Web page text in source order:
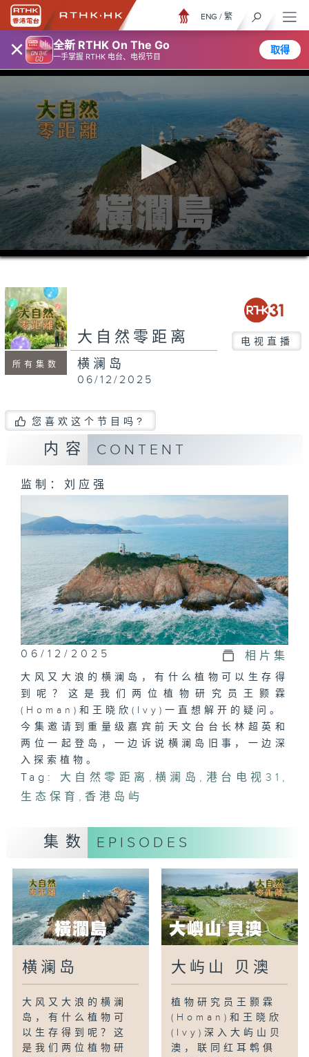
× 全新 RTHK On The Go
一手掌握 RTHK 电台、电视节目
取得
ENG / 繁
0
seconds
minutes,
7
seconds
所有集数
大自然零距离 电视直播
横澜岛
06/12/2025
您喜欢这个节目吗?
内容 CONTENT
监制：刘应强
06/12/2025 相片集
大风又大浪的横澜岛，有什么植物可以生存得
到呢？这是我们两位植物研究员王颢霖
(Homan)和王晓欣(Ivy)一直想解开的疑问。
今集邀请到重量级嘉宾前天文台台长林超英和
两位一起登岛，一边诉说横澜岛旧事，一边深
入探索植物。
Tag: 大自然零距离 , 横澜岛 , 港台电视31 ,
生态保育 , 香港岛屿
集数 EPISODES
横澜岛
大风又大浪的横澜
岛，有什么植物可
以生存得到呢？这
是我们两位植物研
大屿山 贝澳
植物研究员王颢霖
(Homan)和王晓欣
(Ivy)深入大屿山贝
澳，联同红耳鹎俱